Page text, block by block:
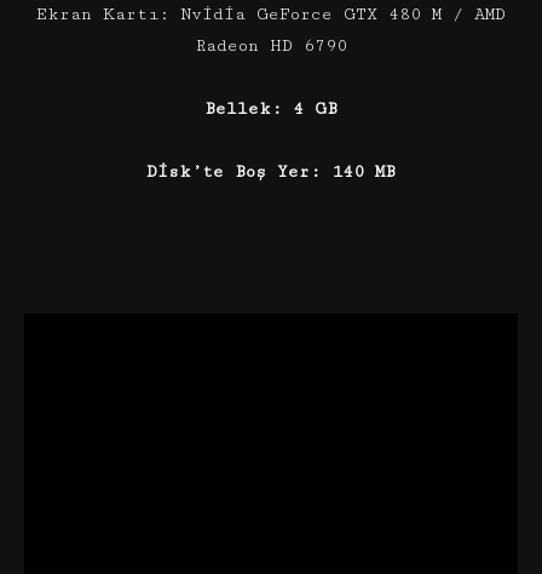
Ekran Kartı: Nvidia GeForce GTX 480 M / AMD
Radeon HD 6790
Bellek: 4 GB
Disk’te Boş Yer: 140 MB